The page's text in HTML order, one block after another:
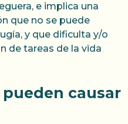
e implica una
que no se puede
y que dificulta y/o
de tareas de la vida
causar